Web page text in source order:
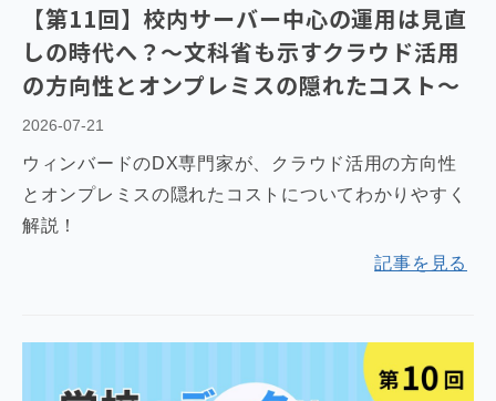
【第11回】校内サーバー中心の運用は見直
しの時代へ？～文科省も示すクラウド活用
の方向性とオンプレミスの隠れたコスト～
2026-07-21
ウィンバードのDX専門家が、クラウド活用の方向性
とオンプレミスの隠れたコストについてわかりやすく
解説！
記事を見る